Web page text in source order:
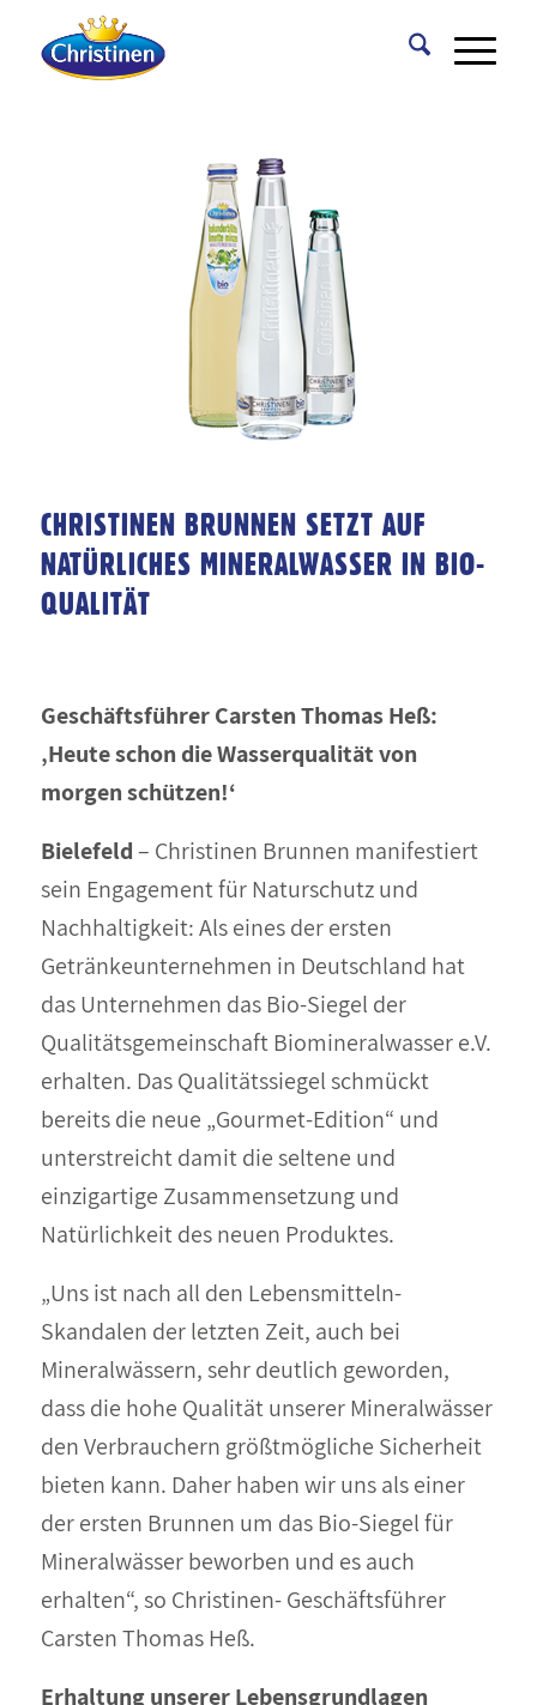
CHRISTINEN BRUNNEN SETZT AUF
NATÜRLICHES MINERALWASSER IN BIO-
QUALITÄT
Geschäftsführer Carsten Thomas Heß:
‚Heute schon die Wasserqualität von
morgen schützen!‘
Bielefeld– Christinen Brunnen manifestiert
sein Engagement für Naturschutz und
Nachhaltigkeit: Als eines der ersten
Getränkeunternehmen in Deutschland hat
das Unternehmen das Bio-Siegel der
Qualitätsgemeinschaft Biomineralwasser e.V.
erhalten. Das Qualitätssiegel schmückt
bereits die neue „Gourmet-Edition“ und
unterstreicht damit die seltene und
einzigartige Zusammensetzung und
Natürlichkeit des neuen Produktes.
„Uns ist nach all den Lebensmitteln-
Skandalen der letzten Zeit, auch bei
Mineralwässern, sehr deutlich geworden,
dass die hohe Qualität unserer Mineralwässer
den Verbrauchern größtmögliche Sicherheit
bieten kann. Daher haben wir uns als einer
der ersten Brunnen um das Bio-Siegel für
Mineralwässer beworben und es auch
erhalten“, so Christinen- Geschäftsführer
Carsten Thomas Heß.
Erhaltung unserer Lebensgrundlagen